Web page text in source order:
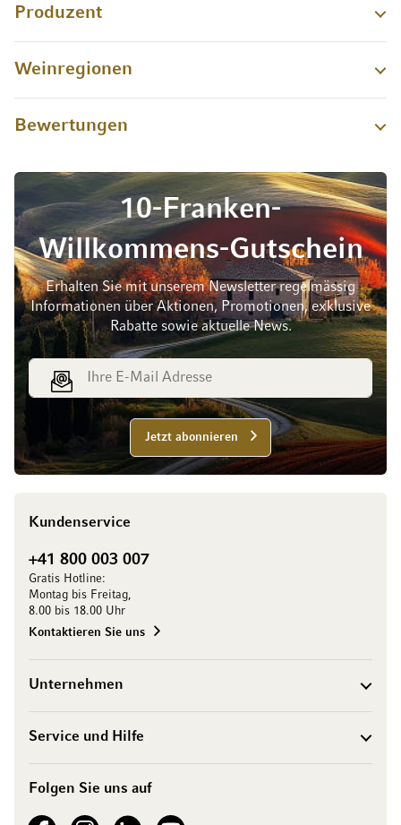
Produzent
Weinregionen
Bewertungen
10-Franken-
Willkommens-Gutschein
Erhalten Sie mit unserem Newsletter regelmässig
Informationen über Aktionen, Promotionen, exklusive
Rabatte sowie aktuelle News.
E-Mail Adresse
Jetzt abonnieren
Kundenservice
+41 800 003 007
Gratis Hotline:
Montag bis Freitag,
8.00 bis 18.00 Uhr
Kontaktieren Sie uns
Unternehmen
Service und Hilfe
Folgen Sie uns auf
See our FacebookSee our Instagram account
See our LinkedInSee our YouTube channel